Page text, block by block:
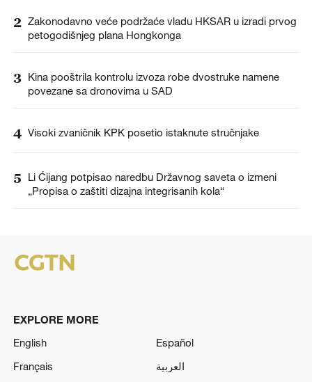
2 Zakonodavno veće podržaće vladu HKSAR u izradi prvog
petogodišnjeg plana Hongkonga
3 Kina pooštrila kontrolu izvoza robe dvostruke namene
povezane sa dronovima u SAD
4 Visoki zvaničnik KPK posetio istaknute stručnjake
5
Li Ćijang potpisao naredbu Državnog saveta o izmeni
„Propisa o zaštiti dizajna integrisanih kola“
EXPLORE MORE
English
Español
Français
العربية